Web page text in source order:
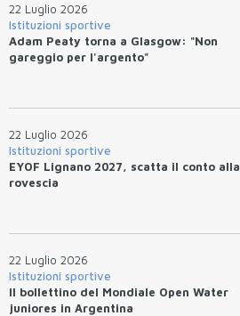
22 Luglio 2026
Istituzioni sportive
Adam Peaty torna a Glasgow: "Non
gareggio per l'argento"
22 Luglio 2026
Istituzioni sportive
EYOF Lignano 2027, scatta il conto alla
rovescia
22 Luglio 2026
Istituzioni sportive
Il bollettino del Mondiale Open Water
juniores in Argentina